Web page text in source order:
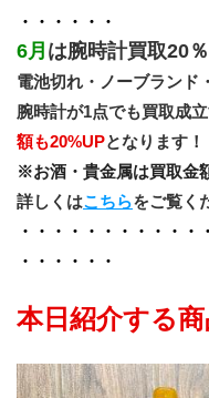
・・・・・・
6月 は腕時計買取20
電池切れ・ノーブランド
腕時計が1点でも買取成
額も20%UPとなります！
※お酒・貴金属は買取金
詳しくはこちらをご覧く
・・・・・・・・・・・
・・・・・・
本日紹介する